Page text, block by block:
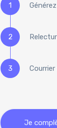
1
2
3
Je